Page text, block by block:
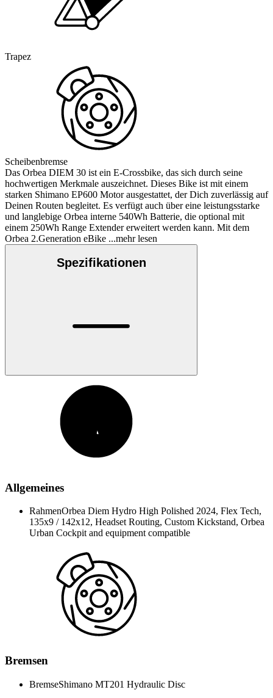
Trapez
Scheibenbremse
Das Orbea DIEM 30 ist ein E-Crossbike, das sich durch seine
hochwertigen Merkmale auszeichnet. Dieses Bike ist mit einem
starken Shimano EP600 Motor ausgestattet, der Dich zuverlässig auf
Deinen Routen begleitet. Es verfügt auch über eine leistungsstarke
und langlebige Orbea interne 540Wh Batterie, die optional mit
einem 250Wh Range Extender erweitert werden kann. Mit dem
Orbea 2.Generation eBike ...mehr lesen
Spezifikationen
Allgemeines
RahmenOrbea Diem Hydro High Polished 2024, Flex Tech,
135x9 / 142x12, Headset Routing, Custom Kickstand, Orbea
Urban Cockpit and equipment compatible
Bremsen
BremseShimano MT201 Hydraulic Disc